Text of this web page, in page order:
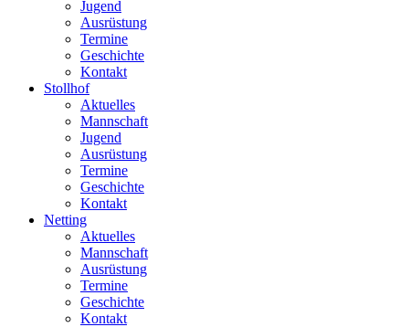
Jugend
Ausrüstung
Termine
Geschichte
Kontakt
Stollhof
Aktuelles
Mannschaft
Jugend
Ausrüstung
Termine
Geschichte
Kontakt
Netting
Aktuelles
Mannschaft
Ausrüstung
Termine
Geschichte
Kontakt